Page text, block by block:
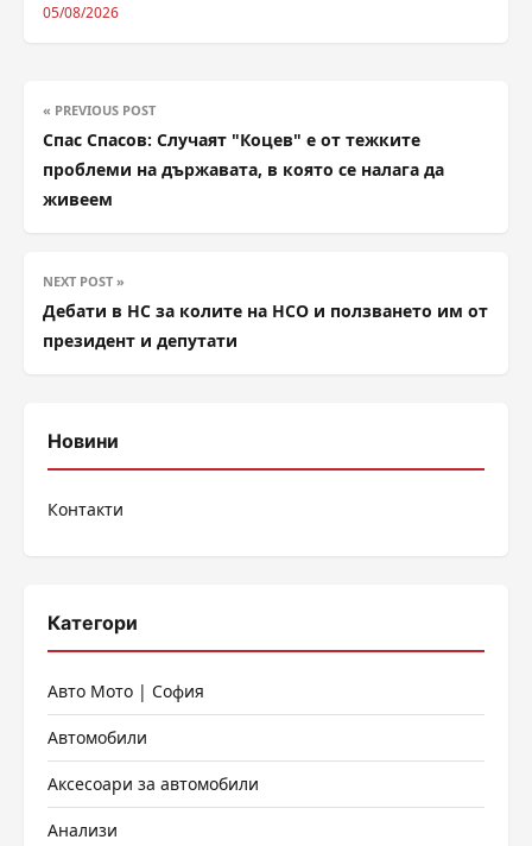
05/08/2026
« PREVIOUS POST
Спас Спасов: Случаят "Коцев" е от тежките
проблеми на държавата, в която се налага да
живеем
NEXT POST »
Дебати в НС за колите на НСО и ползването им от
президент и депутати
Новини
Контакти
Категори
Авто Мото | София
Автомобили
Аксесоари за автомобили
Анализи